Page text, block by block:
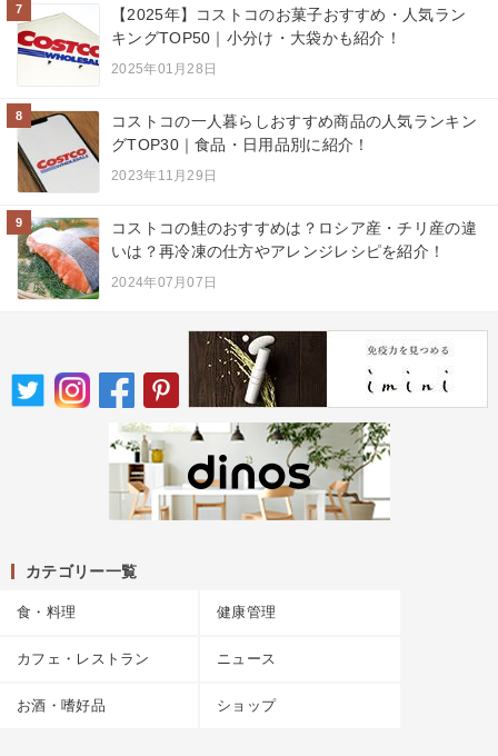
7
【2025年】コストコのお菓子おすすめ・人気ラン
キングTOP50｜小分け・大袋かも紹介！
2025年01月28日
8
コストコの一人暮らしおすすめ商品の人気ランキン
グTOP30｜食品・日用品別に紹介！
2023年11月29日
9
コストコの鮭のおすすめは？ロシア産・チリ産の違
いは？再冷凍の仕方やアレンジレシピを紹介！
2024年07月07日
カテゴリー一覧
食・料理 健康管理
カフェ・レストラン ニュース
お酒・嗜好品 ショップ